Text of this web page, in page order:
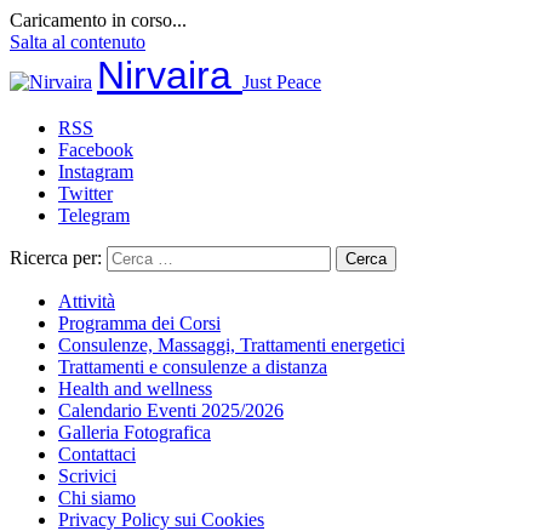
Caricamento in corso...
Salta al contenuto
Nirvaira Just Peace
RSS
Facebook
Instagram
Twitter
Telegram
Ricerca per:
Attività
Programma dei Corsi
Consulenze, Massaggi, Trattamenti energetici
Trattamenti e consulenze a distanza
Health and wellness
Calendario Eventi 2025/2026
Galleria Fotografica
Contattaci
Scrivici
Chi siamo
Privacy Policy sui Cookies